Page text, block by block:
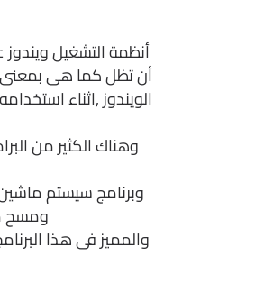
أنظمة التشغيل
أن تظل كما هى بمعنى
الويندوز ,اثناء
وهناك الكثير من
وبرنامج سيستم
ومسح
والمميز فى هذا